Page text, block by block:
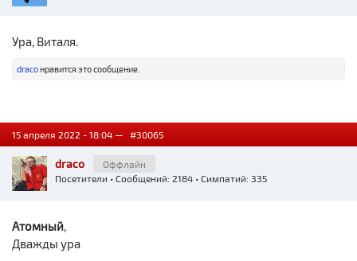
Ура, Виталя.
dracoнравится это сообщение.
15 апреля 2022 - 18:04 — #30065
draco
Оффлайн
Посетители • Сообщений: 2184 • Симпатий: 335
Атомный,
Дважды ура